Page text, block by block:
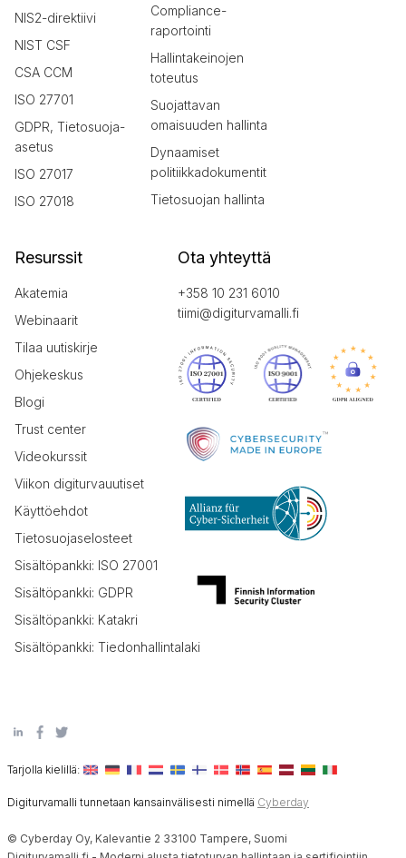
NIS2-direktiivi
NIST CSF
CSA CCM
ISO 27701
GDPR, Tietosuoja-
asetus
ISO 27017
ISO 27018
Compliance-
raportointi
Hallintakeinojen
toteutus
Suojattavan
omaisuuden hallinta
Dynaamiset
politiikkadokumentit
Tietosuojan hallinta
Resurssit
Akatemia
Webinaarit
Tilaa uutiskirje
Ohjekeskus
Blogi
Trust center
Videokurssit
Viikon digiturvauutiset
Käyttöehdot
Tietosuojaselosteet
Sisältöpankki: ISO 27001
Sisältöpankki: GDPR
Sisältöpankki: Katakri
Sisältöpankki: Tiedonhallintalaki
Ota yhteyttä
+358 10 231 6010
tiimi@digiturvamalli.fi
Tarjolla kielillä:
Digiturvamalli tunnetaan kansainvälisesti nimellä Cyberday
© Cyberday Oy, Kalevantie 2 33100 Tampere, Suomi